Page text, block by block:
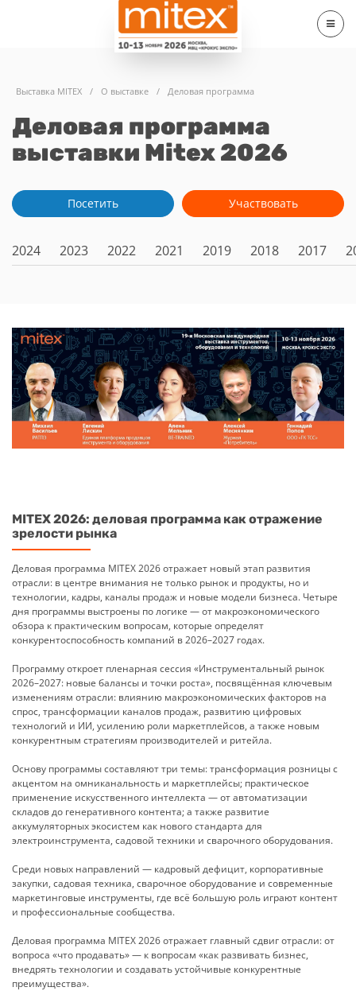
Выставка MITEX / О выставке / Деловая программа
Деловая программа
выставки Mitex 2026
Посетить Участвовать
2024 2023 2022 2021 2019 2018 2017
MITEX 2026: деловая программа как отражение
зрелости рынка
Деловая программа MITEX 2026 отражает новый этап развития
отрасли: в центре внимания не только рынок и продукты, но и
технологии, кадры, каналы продаж и новые модели бизнеса. Четыре
дня программы выстроены по логике — от макроэкономического
обзора к практическим вопросам, которые определят
конкурентоспособность компаний в 2026–2027 годах.
Программу откроет пленарная сессия «Инструментальный рынок
2026–2027: новые балансы и точки роста», посвящённая ключевым
изменениям отрасли: влиянию макроэкономических факторов на
спрос, трансформации каналов продаж, развитию цифровых
технологий и ИИ, усилению роли маркетплейсов, а также новым
конкурентным стратегиям производителей и ритейла.
Основу программы составляют три темы: трансформация розницы с
акцентом на омниканальность и маркетплейсы; практическое
применение искусственного интеллекта — от автоматизации
складов до генеративного контента; а также развитие
аккумуляторных экосистем как нового стандарта для
электроинструмента, садовой техники и сварочного оборудования.
Среди новых направлений — кадровый дефицит, корпоративные
закупки, садовая техника, сварочное оборудование и современные
маркетинговые инструменты, где всё большую роль играют контент
и профессиональные сообщества.
Деловая программа MITEX 2026 отражает главный сдвиг отрасли: от
вопроса «что продавать» — к вопросам «как развивать бизнес,
внедрять технологии и создавать устойчивые конкурентные
преимущества».